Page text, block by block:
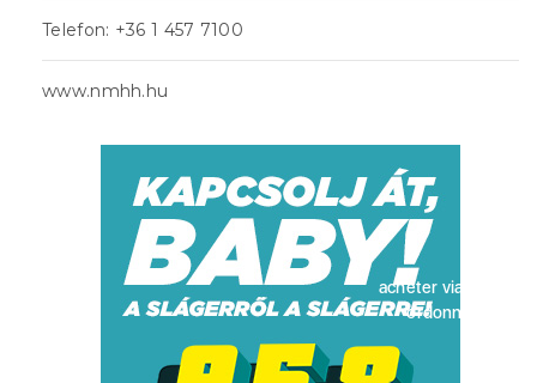
Telefon: +36 1 457 7100
www.nmhh.hu
acheter viagra sans
ordonnance